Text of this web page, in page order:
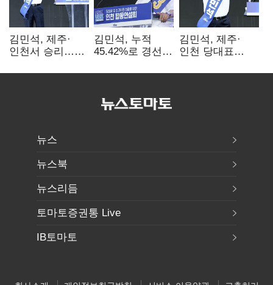
김민석, 제주·
인천서 승리…
탈환'(종합)
김민석, 누적
45.42%로 경선
격차
김민석, 제주·
인천 당대표
뉴스
뉴스북
뉴스리듬
토마토증권통 Live
IB토마토